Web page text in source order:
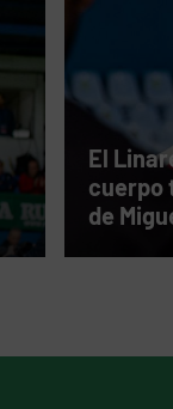
El
cuerpo
de